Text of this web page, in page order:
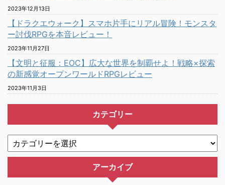
2023年12月13日
【ドラクエウォーク】スマホ片手にリアル冒険！モンスタ
ー討伐RPGを本音レビュー！
2023年11月27日
【文明と征服：EOC】広大な世界を制覇せよ！戦略×探索
の新感覚オープンワールドRPGレビュー
2023年11月3日
カテゴリー
アーカイブ